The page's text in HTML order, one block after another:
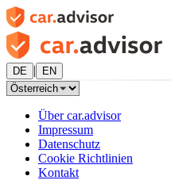
DE | EN
Über car.advisor
Impressum
Datenschutz
Cookie Richtlinien
Kontakt